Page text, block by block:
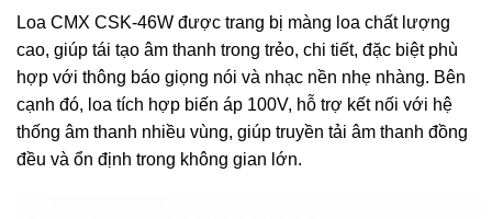
Loa CMX CSK-46W được trang bị màng loa chất lượng
cao, giúp tái tạo âm thanh trong trẻo, chi tiết, đặc biệt phù
hợp với thông báo giọng nói và nhạc nền nhẹ nhàng. Bên
cạnh đó, loa tích hợp biến áp 100V, hỗ trợ kết nối với hệ
thống âm thanh nhiều vùng, giúp truyền tải âm thanh đồng
đều và ổn định trong không gian lớn.